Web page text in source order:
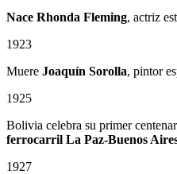
Nace Rhonda Fleming, actriz
1923
Muere Joaquín Sorolla, pintor
1925
Bolivia celebra su primer
ferrocarril La Paz-Buenos
1927